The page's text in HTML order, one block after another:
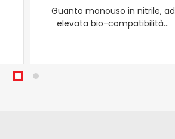
Guanto monouso in nitrile, ad
elevata bio-compatibilità…